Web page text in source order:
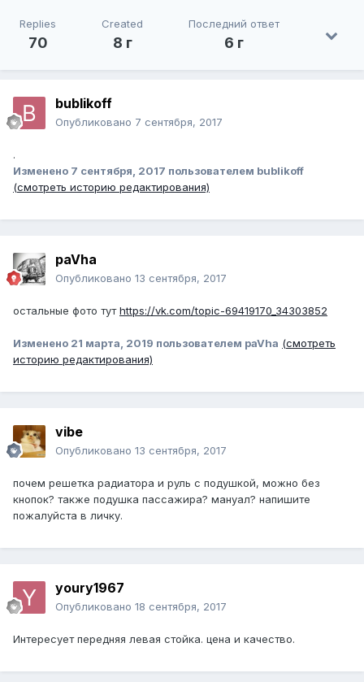
Replies
70
Created
8 г
Последний ответ
6 г
bublikoff
Опубликовано 7 сентября, 2017
.
Изменено 7 сентября, 2017 пользователем bublikoff
(смотреть историю редактирования)
paVha
Опубликовано 13 сентября, 2017
остальные фото тутhttps://vk.com/topic-69419170_34303852
Изменено 21 марта, 2019 пользователем paVha (смотреть
историю редактирования)
vibe
Опубликовано 13 сентября, 2017
почем решетка радиатора и руль с подушкой, можно без
кнопок? также подушка пассажира? мануал? напишите
пожалуйста в личку.
youry1967
Опубликовано 18 сентября, 2017
Интересует передняя левая стойка. цена и качество.